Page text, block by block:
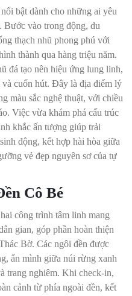
bật dành cho những ai yêu
Bước vào trong động, du
thạch nhũ phong phú với
thành qua hàng triệu năm.
đá tạo nên hiệu ứng lung linh,
cuốn hút. Đây là địa điểm lý
màu sắc nghệ thuật, với chiều
Việc vừa khám phá cấu trúc
khắc ấn tượng giúp trải
động, kết hợp hài hòa giữa
vẻ đẹp nguyên sơ của tự
Cô Bé
công trình tâm linh mang
gian, góp phần hoàn thiện
Bờ. Các ngôi đền được
ẩn mình giữa núi rừng xanh
trang nghiêm. Khi check-in,
cảnh từ phía ngoài đền, kết